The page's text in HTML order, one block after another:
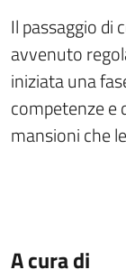
Il passaggio di
avvenuto
iniziata una
competenze e
mansioni che
A cura di